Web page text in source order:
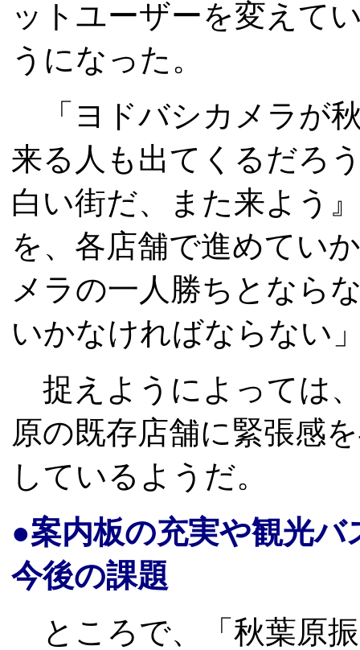
ットユーザーを変えて
うになった。
「ヨドバシカメラが
来る人も出てくるだろ
白い街だ、また来よう
を、各店舗で進めてい
メラの一人勝ちとなら
いかなければならない
捉えようによっては
原の既存店舗に緊張感
しているようだ。
●案内板の充実や観光
今後の課題
ところで、「秋葉原